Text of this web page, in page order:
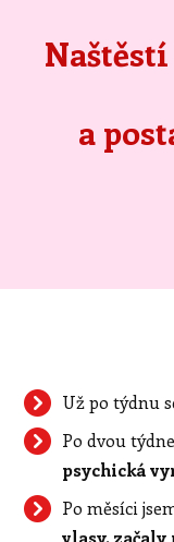
a
Už po týdnu
Po dvou
psychická
Po měsíci